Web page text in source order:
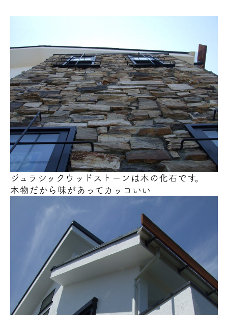
ジュラシックウッドストーンは木の化石です。
本物だから味があってカッコいい